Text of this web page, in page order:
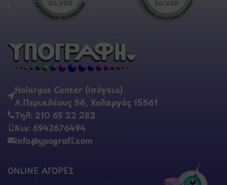
Holargos Center (Ισόγειο)
Λ.Περικλέους 56, Χολαργός 15561
Τηλ: 210 65 22 282
Κιν: 6942676494
info@ypografi.com
ONLINE ΑΓΟΡΕΣ